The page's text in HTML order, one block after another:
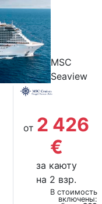
MSC
Seaview
от 2 426
€
за каюту
на 2 взр.
В стоимость
включены: